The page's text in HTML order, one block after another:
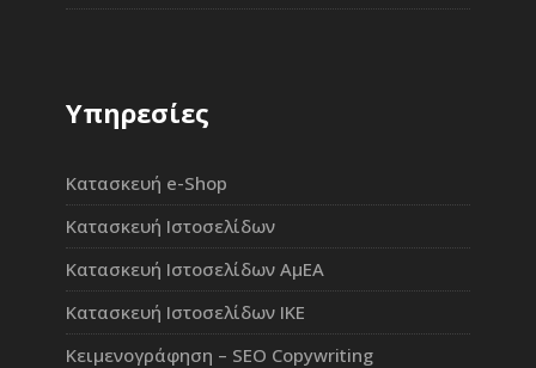
Υπηρεσίες
Κατασκευή e-Shop
Κατασκευή Ιστοσελίδων
Κατασκευή Ιστοσελίδων ΑμΕΑ
Κατασκευή Ιστοσελίδων ΙΚΕ
Κειμενογράφηση – SEO Copywriting